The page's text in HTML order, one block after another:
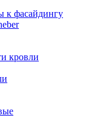
к фасайдингу
кровли